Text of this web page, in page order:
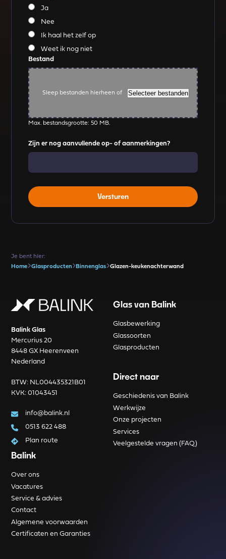
Ja
Nee
Ik haal het zelf op
Weet ik nog niet
Bestand
Sleep bestanden hierheen of Selecteer bestanden
Max. bestandsgrootte: 50 MB.
Zijn er nog aanvullende op- of aanmerkingen?
Je bent hier:
Home
Glasproducten Binnenglas Glazen-keukenachterwand
Balink Glas
Mercurius 20
8448 GX Heerenveen
Nederland
BTW: NL004435321B01
KVK: 01043451
info@balink.nl
0513 622 488
Plan route
Glas van Balink
Glasbewerking
Glassoorten
Glasproducten
Direct naar
Geschiedenis van Balink
Werkwijze
Onze projecten
Services
Veelgestelde vragen (FAQ)
Balink
Over ons
Vacatures
Service & advies
Contact
Algemene voorwaarden
Certificaten en Garanties